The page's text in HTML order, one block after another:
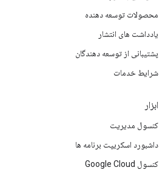
محصولات توسعه دهنده
یادداشت های انتشار
پشتیبانی از توسعه دهندگان
شرایط خدمات
ابزار
کنسول مدیریت
داشبورد اسکریپت برنامه ها
کنسول Google Cloud